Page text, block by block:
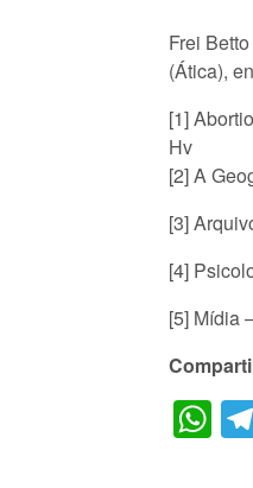
Frei
(Ática),
[1]
Hv
[2] A
[3]
[4]
[5] Mídia